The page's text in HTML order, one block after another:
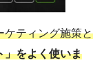
ケティング施策と
」をよく使いま